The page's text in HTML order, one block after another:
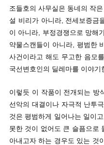
조들호의 사무실은 동네의 작
설 비리가 아니라, 전세보증금
이 아니라, 부정경쟁으로 망해
약물스캔들이 아니라, 평범한
사건이라고 해도 무고한 음모
국선변호인의 딜레마를 이야기
이렇듯 이 작품이 전개되는 방
선악의 대결이나 자극적 난투
것은 평범하게 일어나는 일이
못한 것이 없어도 큰 슬픔으로
아내고자 하는 경우도 있는 것